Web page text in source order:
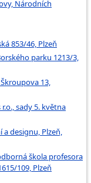
Národních
853/46, Plzeň
parku 1213/3,
13,
sady 5. května
designu, Plzeň,
škola profesora
109, Plzeň